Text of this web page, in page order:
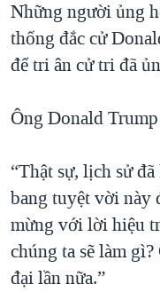
QUAN HỆ VIỆT MỸ
Những người ủng
thống đắc cử
để tri ân cử tri đã
Ông Donald
“Thật sự, lịch sử
bang tuyệt vời này
mừng với lời hiệu
chúng ta sẽ làm
đại lần nữa.”